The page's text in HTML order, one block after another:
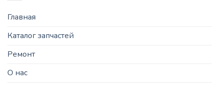
Главная
Каталог запчастей
Ремонт
О нас